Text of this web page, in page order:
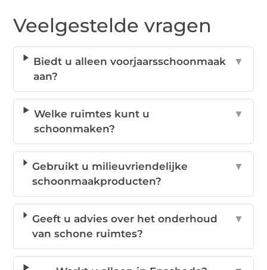
Veelgestelde vragen
Biedt u alleen voorjaarsschoonmaak
aan?
▼
Welke ruimtes kunt u
schoonmaken?
▼
Gebruikt u milieuvriendelijke
schoonmaakproducten?
▼
Geeft u advies over het onderhoud
van schone ruimtes?
▼